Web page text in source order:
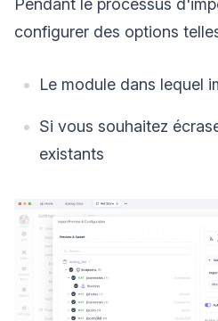
Pendant le processus
configurer des options
Le module dans lequel
Si vous souhaitez
existants